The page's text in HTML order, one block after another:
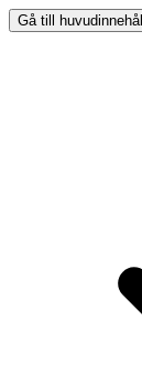
Gå till huvudinnehåll